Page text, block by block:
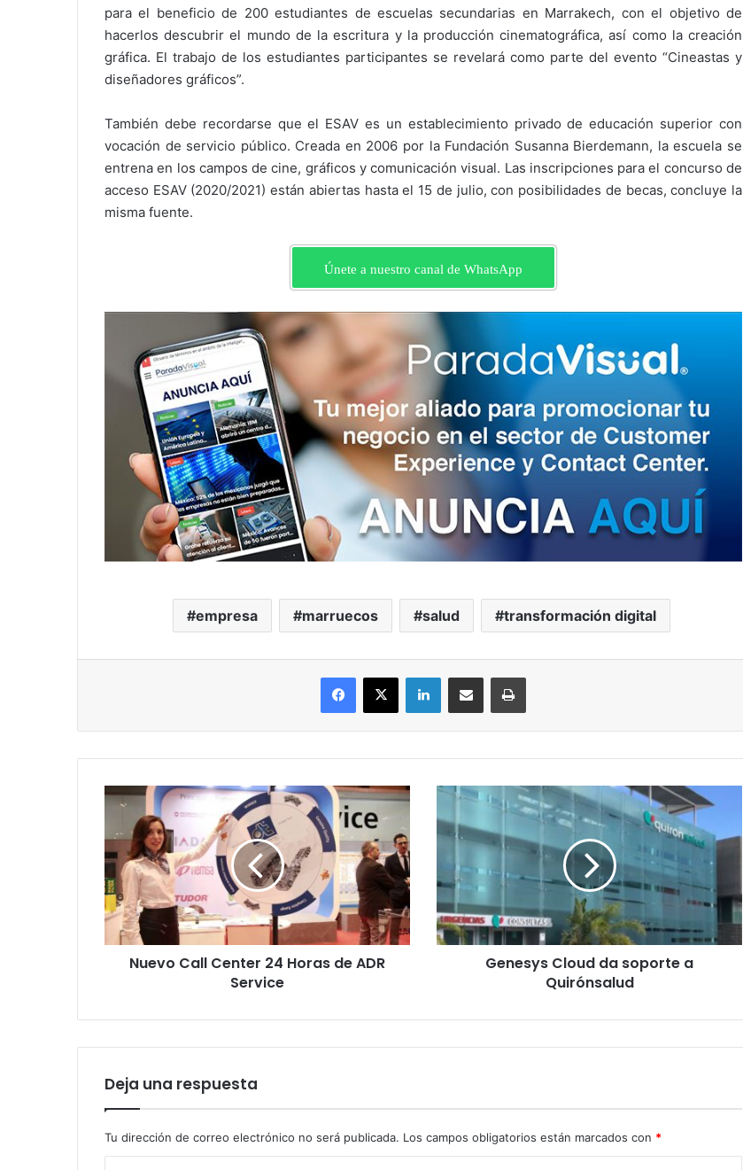
para el beneficio de 200 estudiantes de escuelas secundarias en Marrakech, con el objetivo de
hacerlos descubrir el mundo de la escritura y la producción cinematográfica, así como la creación
gráfica. El trabajo de los estudiantes participantes se revelará como parte del evento “Cineastas y
diseñadores gráficos”.
También debe recordarse que el ESAV es un establecimiento privado de educación superior con
vocación de servicio público. Creada en 2006 por la Fundación Susanna Bierdemann, la escuela se
entrena en los campos de cine, gráficos y comunicación visual. Las inscripciones para el concurso de
acceso ESAV (2020/2021) están abiertas hasta el 15 de julio, con posibilidades de becas, concluye la
misma fuente.
Únete a nuestro canal de WhatsApp
empresa marruecos salud transformación digital
Facebook
X LinkedInCompartir por correo electrónicoImprimir
Nuevo
Center
24
Horas
de
ADR
Service
Nuevo Call Center 24 Horas de ADR
Service
Genesys
soporte
Quirónsalud
Genesys Cloud da soporte a
Quirónsalud
Deja una respuesta
Tu dirección de correo electrónico no será publicada. Los campos obligatorios están marcados con *